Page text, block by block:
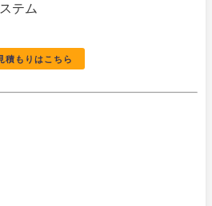
テム
積もりはこちら